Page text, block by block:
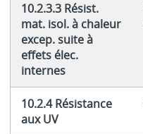
10.2.3.3 Résist.
mat. isol. à chaleur
excep. suite à
effets élec.
internes
10.2.4 Résistance
aux UV